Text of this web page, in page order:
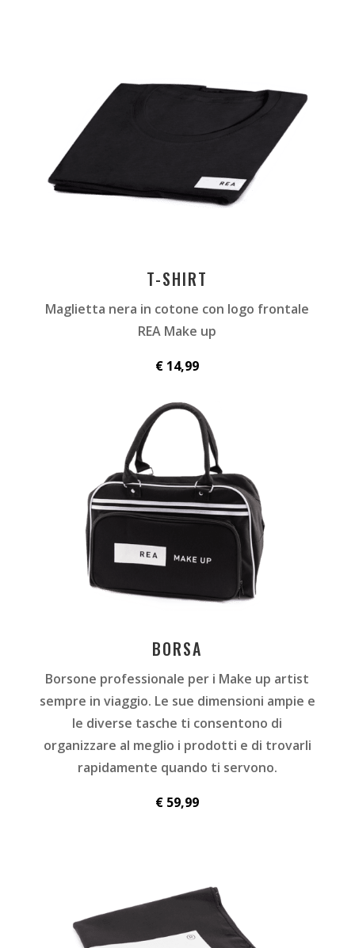
T-SHIRT
Maglietta nera in cotone con logo frontale
REA Make up
€ 14,99
BORSA
Borsone professionale per i Make up artist
sempre in viaggio. Le sue dimensioni ampie e
le diverse tasche ti consentono di
organizzare al meglio i prodotti e di trovarli
rapidamente quando ti servono.
€ 59,99